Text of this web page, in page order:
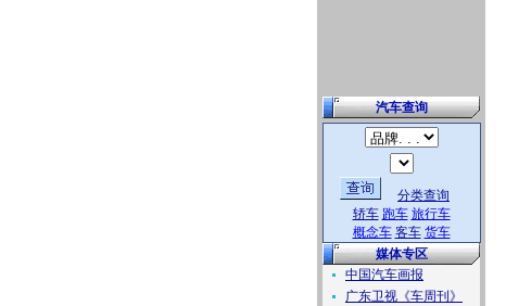
汽车查询
分类查询
轿车 跑车 旅行车
概念车 客车 货车
媒体专区
中国汽车画报
广东卫视《车周刊》